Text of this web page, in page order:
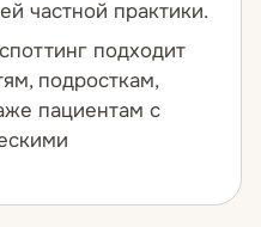
частной практики.
подходит
подросткам,
пациентам с